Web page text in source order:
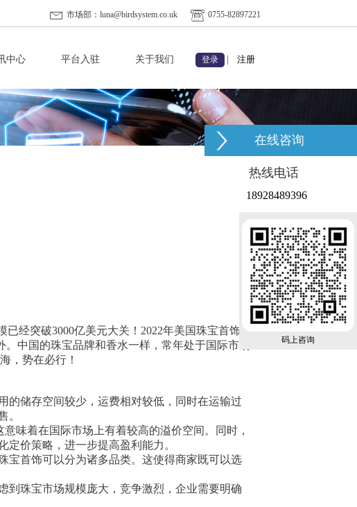
市场部：luna@birdsystem.co.uk 0755-82897221
中心 平台入驻 关于我们 登录 注册
经突破3000亿美元大关！2022年美国珠宝首饰人
中国的珠宝品牌和香水一样，常年处于国际市场
，势在必行！
的储存空间较少，运费相对较低，同时在运输过
。
味着在国际市场上有着较高的溢价空间。同时，
价策略，进一步提高盈利能力。
宝首饰可以分为诸多品类。这使得商家既可以选
到珠宝市场规模庞大，竞争激烈，企业需要明确
在线咨询
热线电话
18928489396
码上咨询